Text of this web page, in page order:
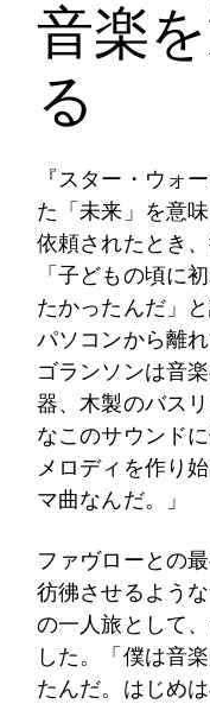
音楽
る
『スター・ウォ
た「未来」を意
依頼されたとき
「子どもの頃に
たかったんだ」
パソコンから離
ゴランソンは音
器、木製のバス
なこのサウンド
メロディを作り
マ曲なんだ。」
ファヴローとの
彷彿させるよう
の一人旅として
した。「僕は音
たんだ。はじめ